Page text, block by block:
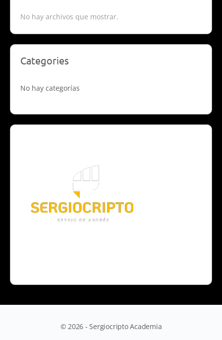
No hay archivos que mostrar.
Categories
No hay categorías
© 2026 - Sergiocripto Academia